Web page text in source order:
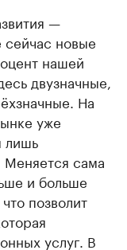
—
новые
нашей
двузначные,
На
уже
лишь
Меняется сама
и больше
позволит
услуг. В